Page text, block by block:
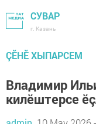
СУВАР
г. Казань
ÇӖНӖ ХЫПАРСЕМ
Владимир
килӗштерсе